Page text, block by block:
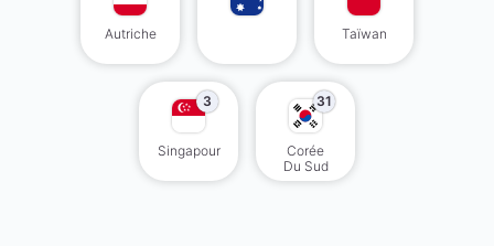
Autriche Taïwan
3
Singapour
31
Corée
Du Sud